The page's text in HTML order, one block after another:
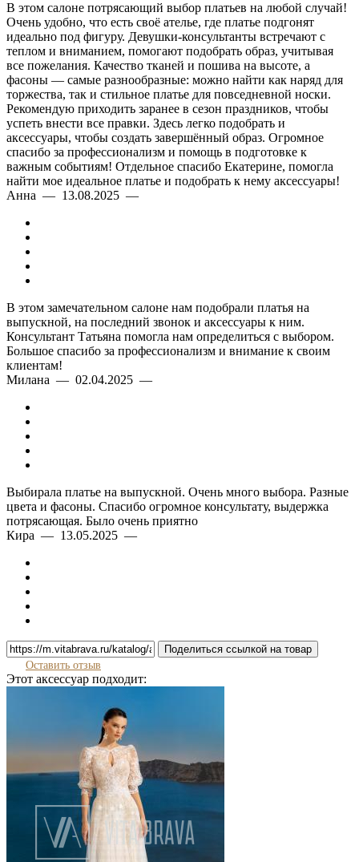
В этом салоне потрясающий выбор платьев на любой случай!
Очень удобно, что есть своё ателье, где платье подгонят
идеально под фигуру. Девушки-консультанты встречают с
теплом и вниманием, помогают подобрать образ, учитывая
все пожелания. Качество тканей и пошива на высоте, а
фасоны — самые разнообразные: можно найти как наряд для
торжества, так и стильное платье для повседневной носки.
Рекомендую приходить заранее в сезон праздников, чтобы
успеть внести все правки. Здесь легко подобрать и
аксессуары, чтобы создать завершённый образ. Огромное
спасибо за профессионализм и помощь в подготовке к
важным событиям! Отдельное спасибо Екатерине, помогла
найти мое идеальное платье и подобрать к нему аксессуары!
Анна — 13.08.2025 —
В этом замечательном салоне нам подобрали платья на
выпускной, на последний звонок и аксессуары к ним.
Консультант Татьяна помогла нам определиться с выбором.
Большое спасибо за профессионализм и внимание к своим
клиентам!
Милана — 02.04.2025 —
Выбирала платье на выпускной. Очень много выбора. Разные
цвета и фасоны. Спасибо огромное консультату, выдержка
потрясающая. Было очень приятно
Кира — 13.05.2025 —
Поделиться ссылкой на товар
Оставить отзыв
Этот аксессуар подходит: